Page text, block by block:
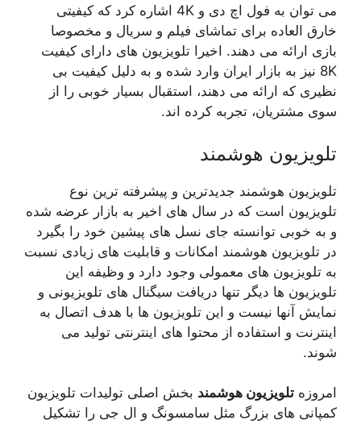
می توان به فول اچ دی و 4K اشاره کرد که کیفیتی
خارق العاده برای تماشای فیلم و سریال و مخصوصا
بازی ارائه می دهند. اخیرا تلویزیون های دارای کیفیت
8K نیز به بازار ایران وارد شده و به دلیل کیفیت بی
نظیری که ارائه می دهند، استقبال بسیار خوبی را از
سوی مشتریان، تجربه کرده اند.
تلویزیون هوشمند
تلویزیون هوشمند جدیدترین و پیشرفته ترین نوع
تلویزیون است که در سال های اخیر به بازار عرضه شده
و به خوبی توانسته جای نسل های پیشین خود را بگیرد
در تلویزیون هوشمند امکانات و قابلیت های زیادی نسبت
به تلویزیون های معمولی وجود دارد و وظیفه این
تلویزیون ها دیگر تنها دریافت سیگنال های تلویزیونی و
نمایش آنها نیست و این تلویزیون ها با هدف اتصال به
اینترنت و استفاده از محتوا های اینترنتی تولید می
شوند.
امروزه تلویزیون هوشمند بخش اصلی تولیدات تلویزیون
کمپانی های بزرگ مثل سامسونگ و ال جی را تشکیل